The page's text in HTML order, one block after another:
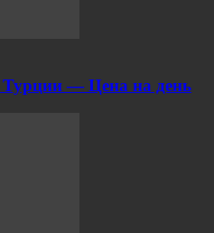
— Цена на день